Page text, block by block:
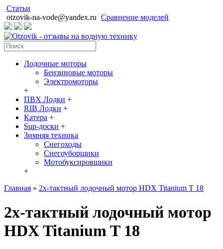
Статьи
otzovik-na-vode@yandex.ru Сравнение моделей
Лодочные моторы
Бензиновые моторы
Электромоторы
+
ПВХ Лодки +
RIB Лодки +
Катера +
Sup-доски +
Зимняя техника
Снегоходы
Cнегоуборщики
Мотобуксировщики
+
Главная » 2х-тактный лодочный мотор HDX Titanium T 18
2х-тактный лодочный мотор
HDX Titanium T 18